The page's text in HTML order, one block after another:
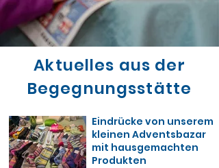
Aktuelles aus der
Begegnungsstätte
Eindrücke von unserem
kleinen Adventsbazar
mit hausgemachten
Produkten